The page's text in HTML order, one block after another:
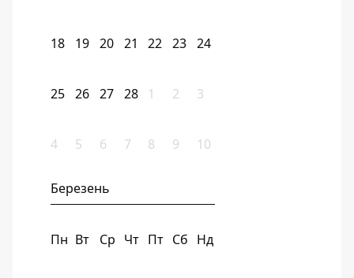
18 19 20 21 22 23 24
25 26 27 28 1 2 3
4 5 6 7 8 9 10
Березень
Пн Вт Ср Чт Пт Сб Нд